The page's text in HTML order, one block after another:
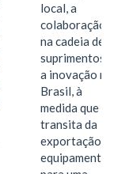
local, a
colaboração
na cadeia de
suprimentos e
a inovação no
Brasil, à
medida que
transita da
exportação de
equipamentos